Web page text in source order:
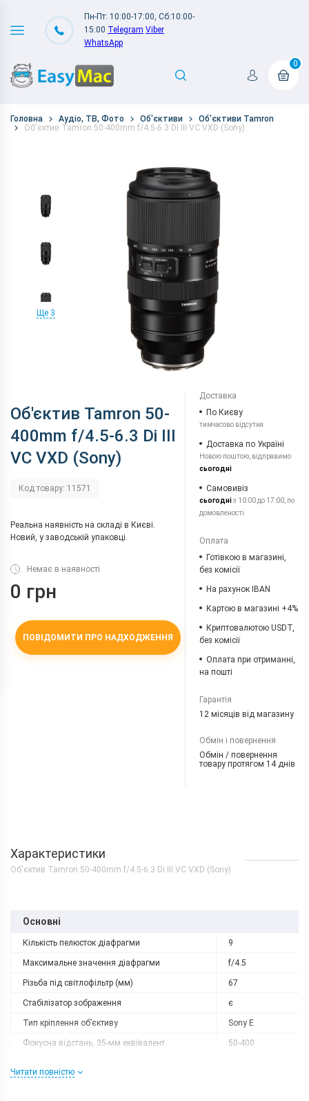
Пн-Пт: 10:00-17:00, Сб:10:00-
15:00 Telegram Viber
WhatsApp
0
Головна Аудіо, ТВ, Фото Об'єктиви
Об'єктиви Tamron
Об'єктив Tamron 50-400mm f/4.5-6.3 Di III VC VXD (Sony)
Ще 3
Об'єктив Tamron 50-
400mm f/4.5-6.3 Di III
VC VXD (Sony)
Код товару: 11571
Реальна наявність на складі в Києві.
Новий, у заводській упаковці.
Немає в наявності
0 грн
ПОВІДОМИТИ ПРО НАДХОДЖЕННЯ
Доставка
По Києву
тимчасово відсутня
Доставка по Україні
Новою поштою, відправимо
сьогодні
Самовивіз
сьогодніз 10:00 до 17:00, по
домовленості
Оплата
Готівкою в магазині,
без комісії
На рахунок IBAN
Картою в магазині +4%
Криптовалютою USDT,
без комісії
Оплата при отриманні,
на пошті
Гарантія
12 місяців від магазину
Обмін і повернення
Обмін / повернення
товару протягом 14 днів
Характеристики
Об'єктив Tamron 50-400mm f/4.5-6.3 Di III VC VXD (Sony)
Основні
Кількість пелюсток діафрагми 9
Максимальне значення діафрагми f/4.5
Різьба під світлофільтр (мм) 67
Стабілізатор зображення є
Тип кріплення об’єктиву Sony E
Фокусна відстань, 35-мм еквівалент 50-400
Читати повністю